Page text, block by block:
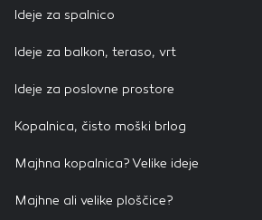
Ideje za spalnico
Ideje za balkon, teraso, vrt
Ideje za poslovne prostore
Kopalnica, čisto moški brlog
Majhna kopalnica? Velike ideje
Majhne ali velike ploščice?